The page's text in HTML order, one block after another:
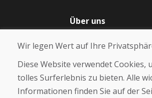
Über uns
Über uns
Kontakt
Kaufen
Wir legen Wert auf Ihre
Diese Website verwendet Cookies,
tolles Surferlebnis zu bieten. Alle
Informationen finden Sie auf der